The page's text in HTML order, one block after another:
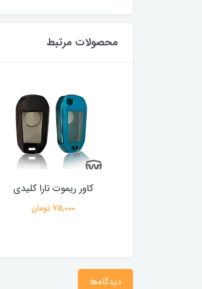
محصولات مرتبط
کاور ریموت تارا کلیدی
75,000 تومان
دیدگاه‌ها